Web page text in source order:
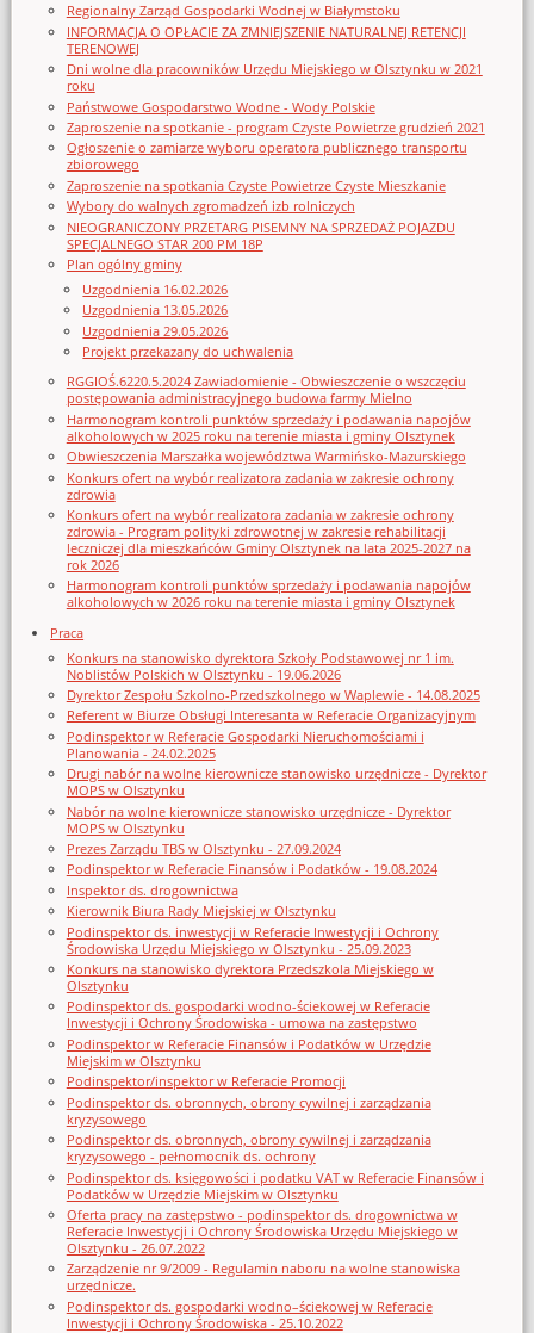
Regionalny Zarząd Gospodarki Wodnej w Białymstoku
INFORMACJA O OPŁACIE ZA ZMNIEJSZENIE NATURALNEJ RETENCJI
TERENOWEJ
Dni wolne dla pracowników Urzędu Miejskiego w Olsztynku w 2021
roku
Państwowe Gospodarstwo Wodne - Wody Polskie
Zaproszenie na spotkanie - program Czyste Powietrze grudzień 2021
Ogłoszenie o zamiarze wyboru operatora publicznego transportu
zbiorowego
Zaproszenie na spotkania Czyste Powietrze Czyste Mieszkanie
Wybory do walnych zgromadzeń izb rolniczych
NIEOGRANICZONY PRZETARG PISEMNY NA SPRZEDAŻ POJAZDU
SPECJALNEGO STAR 200 PM 18P
Plan ogólny gminy
Uzgodnienia 16.02.2026
Uzgodnienia 13.05.2026
Uzgodnienia 29.05.2026
Projekt przekazany do uchwalenia
RGGIOŚ.6220.5.2024 Zawiadomienie - Obwieszczenie o wszczęciu
postępowania administracyjnego budowa farmy Mielno
Harmonogram kontroli punktów sprzedaży i podawania napojów
alkoholowych w 2025 roku na terenie miasta i gminy Olsztynek
Obwieszczenia Marszałka województwa Warmińsko-Mazurskiego
Konkurs ofert na wybór realizatora zadania w zakresie ochrony
zdrowia
Konkurs ofert na wybór realizatora zadania w zakresie ochrony
zdrowia - Program polityki zdrowotnej w zakresie rehabilitacji
leczniczej dla mieszkańców Gminy Olsztynek na lata 2025-2027 na
rok 2026
Harmonogram kontroli punktów sprzedaży i podawania napojów
alkoholowych w 2026 roku na terenie miasta i gminy Olsztynek
Praca
Konkurs na stanowisko dyrektora Szkoły Podstawowej nr 1 im.
Noblistów Polskich w Olsztynku - 19.06.2026
Dyrektor Zespołu Szkolno-Przedszkolnego w Waplewie - 14.08.2025
Referent w Biurze Obsługi Interesanta w Referacie Organizacyjnym
Podinspektor w Referacie Gospodarki Nieruchomościami i
Planowania - 24.02.2025
Drugi nabór na wolne kierownicze stanowisko urzędnicze - Dyrektor
MOPS w Olsztynku
Nabór na wolne kierownicze stanowisko urzędnicze - Dyrektor
MOPS w Olsztynku
Prezes Zarządu TBS w Olsztynku - 27.09.2024
Podinspektor w Referacie Finansów i Podatków - 19.08.2024
Inspektor ds. drogownictwa
Kierownik Biura Rady Miejskiej w Olsztynku
Podinspektor ds. inwestycji w Referacie Inwestycji i Ochrony
Środowiska Urzędu Miejskiego w Olsztynku - 25.09.2023
Konkurs na stanowisko dyrektora Przedszkola Miejskiego w
Olsztynku
Podinspektor ds. gospodarki wodno-ściekowej w Referacie
Inwestycji i Ochrony Środowiska - umowa na zastępstwo
Podinspektor w Referacie Finansów i Podatków w Urzędzie
Miejskim w Olsztynku
Podinspektor/inspektor w Referacie Promocji
Podinspektor ds. obronnych, obrony cywilnej i zarządzania
kryzysowego
Podinspektor ds. obronnych, obrony cywilnej i zarządzania
kryzysowego - pełnomocnik ds. ochrony
Podinspektor ds. księgowości i podatku VAT w Referacie Finansów i
Podatków w Urzędzie Miejskim w Olsztynku
Oferta pracy na zastępstwo - podinspektor ds. drogownictwa w
Referacie Inwestycji i Ochrony Środowiska Urzędu Miejskiego w
Olsztynku - 26.07.2022
Zarządzenie nr 9/2009 - Regulamin naboru na wolne stanowiska
urzędnicze.
Podinspektor ds. gospodarki wodno–ściekowej w Referacie
Inwestycji i Ochrony Środowiska - 25.10.2022